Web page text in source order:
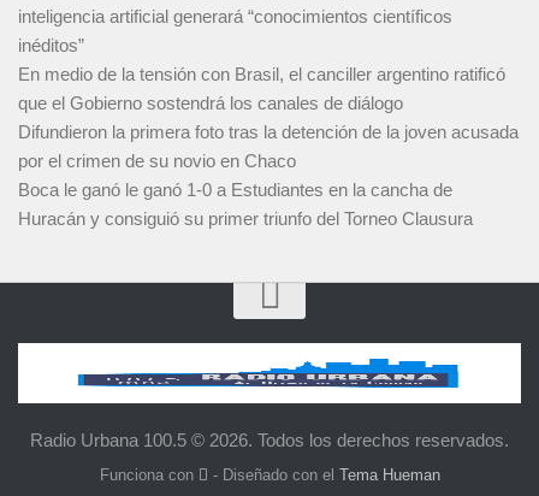
inteligencia artificial generará “conocimientos científicos
inéditos”
En medio de la tensión con Brasil, el canciller argentino ratificó
que el Gobierno sostendrá los canales de diálogo
Difundieron la primera foto tras la detención de la joven acusada
por el crimen de su novio en Chaco
Boca le ganó le ganó 1-0 a Estudiantes en la cancha de
Huracán y consiguió su primer triunfo del Torneo Clausura
Radio Urbana 100.5 © 2026. Todos los derechos reservados.
Funciona con - Diseñado con el Tema Hueman